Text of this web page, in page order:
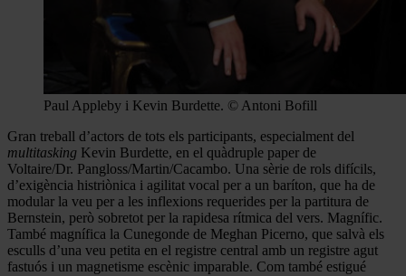
Paul Appleby i Kevin Burdette. © Antoni Bofill
Gran treball d’actors de tots els participants, especialment del
multitasking Kevin Burdette, en el quàdruple paper de
Voltaire/Dr. Pangloss/Martin/Cacambo. Una sèrie de rols difícils,
d’exigència histriònica i agilitat vocal per a un baríton, que ha de
modular la veu per a les inflexions requerides per la partitura de
Bernstein, però sobretot per la rapidesa rítmica del vers. Magnífic.
També magnífica la Cunegonde de Meghan Picerno, que salvà els
esculls d’una veu petita en el registre central amb un registre agut
fastuós i un magnetisme escènic imparable. Com també estigué